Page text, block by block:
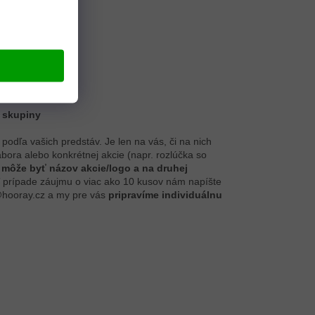
skupiny
vašich predstáv. Je len na vás, či na nich
alebo konkrétnej akcie (napr. rozlúčka so
byť názov akcie/logo a na druhej
prípade záujmu o viac ako 10 kusov nám napíšte
a my pre vás pripravíme individuálnu